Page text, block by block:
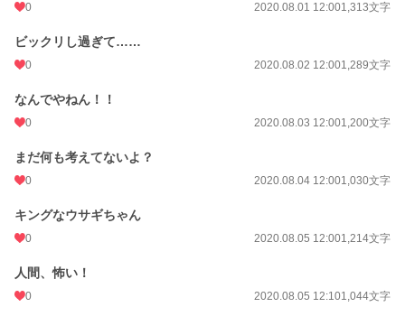
週間ポイント
月間ポイント 0 pt (228,608 位)
年間ポイント
累計ポイント 7,594 pt (108,119 位)
0 2020.08.01 12:001,313文字
ビックリし過ぎて……
0 2020.08.02 12:001,289文字
なんでやねん！！
0 2020.08.03 12:001,200文字
まだ何も考えてないよ？
0 2020.08.04 12:001,030文字
キングなウサギちゃん
0 2020.08.05 12:001,214文字
人間、怖い！
0 2020.08.05 12:101,044文字